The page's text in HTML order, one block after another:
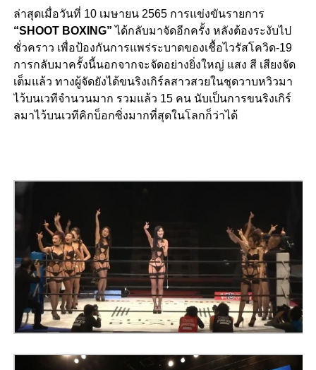
ล่าสุดเมื่อวันที่ 10 เมษายน 2565 การแข่งขันรายการ
“SHOOT BOXING” ได้กลับมาจัดอีกครั้ง หลังต้องระงับไป
ชั่วคราว เพื่อป้องกันการแพร่ระบาดของเชื้อไวรัสโควิด-19
การกลับมาครั้งนี้นอกจากจะจัดอย่างยิ่งใหญ่ แสง สี เสียงจัด
เต็มแล้ว ทางผู้จัดยังได้ขนริงเกิร์ลสาวสวยในชุดวาบหวิวมา
ไว้บนเวทีจำนวนมาก รวมแล้ว 15 คน นับเป็นการขนริงเกิร์
ลมาไว้บนเวทีคิกบ็อกซิ่งมากที่สุดในโลกก็ว่าได้